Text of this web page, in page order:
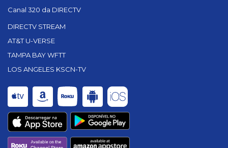
Canal 320 da DIRECTV
DIRECTV STREAM
AT&T U-VERSE
TAMPA BAY WFTT
LOS ANGELES KSCN-TV